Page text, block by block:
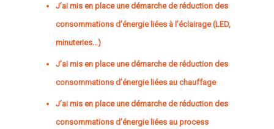
J’ai mis en place une démarche de réduction des
consommations d’énergie liées à l’éclairage (LED,
minuteries…)
J’ai mis en place une démarche de réduction des
consommations d’énergie liées au chauffage
J’ai mis en place une démarche de réduction des
consommations d’énergie liées au process